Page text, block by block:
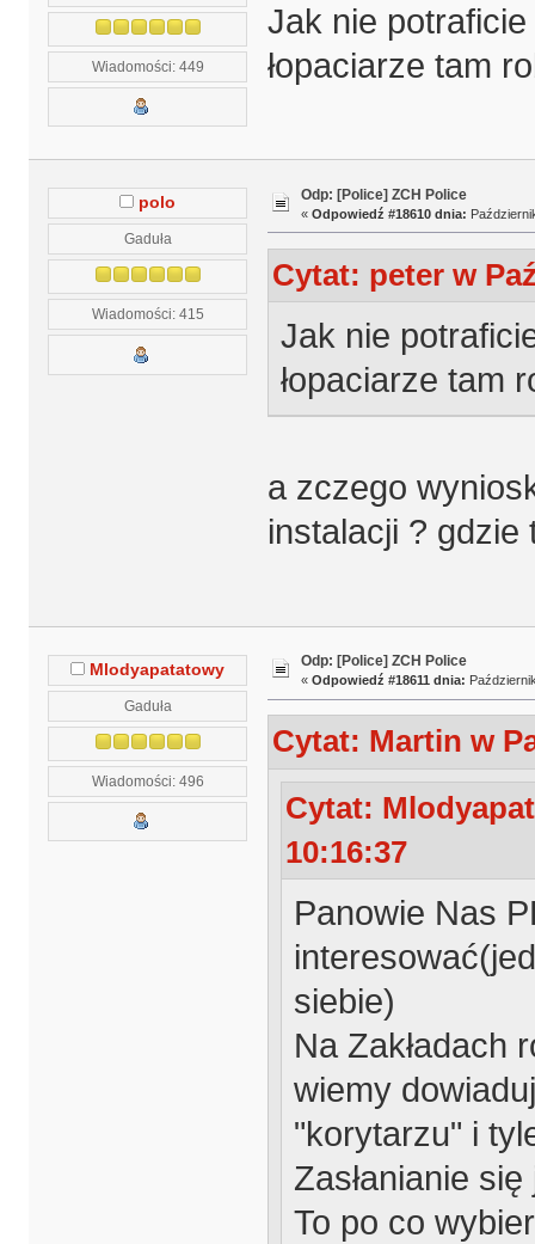
Wiadomości: 449
Jak nie
łopaciarze tam
polo
Gaduła
Wiadomości: 415
Odp: [Police] ZCH Police
« Odpowiedź #18610 dnia:
Cytat: peter w
Jak nie
łopaciarze tam
a zczego
instalacji ? gdzie
Mlodyapatatowy
Gaduła
Wiadomości: 496
Odp: [Police] ZCH Police
« Odpowiedź #18611 dnia:
Cytat: Martin w
Cytat:
10:16:37
Panowie Nas
siebie)
Na Zakładach
wiemy
"korytarzu" i
Zasłanianie
To po co